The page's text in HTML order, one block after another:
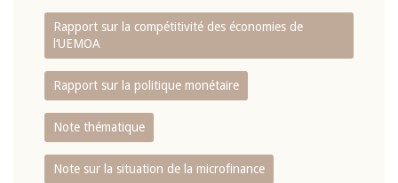
Rapport sur la compétitivité des économies de
l‘UEMOA
Rapport sur la politique monétaire
Note thématique
Note sur la situation de la microfinance